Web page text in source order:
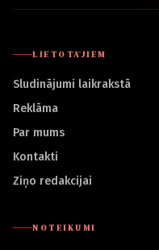
LIETOTĀJIEM
Sludinājumi laikrakstā
Reklāma
Par mums
Kontakti
Ziņo redakcijai
NOTEIKUMI